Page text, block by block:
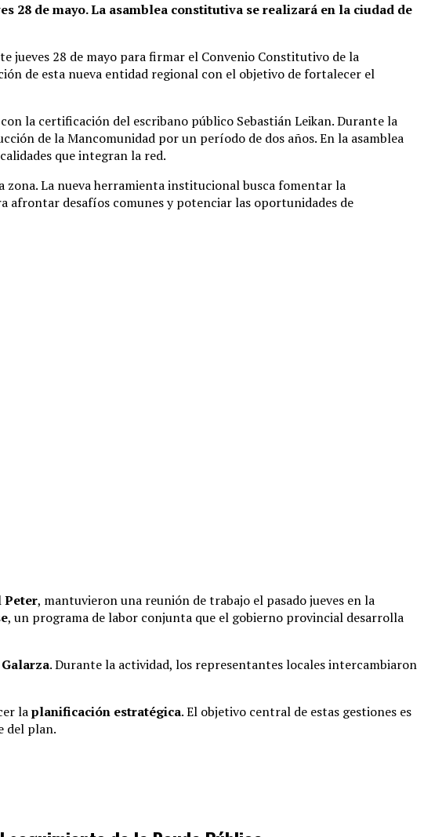
28 de mayo. La asamblea constitutiva se realizará en la ciudad de
jueves 28 de mayo para firmar el Convenio Constitutivo de la
de esta nueva entidad regional con el objetivo de fortalecer el
la certificación del escribano público Sebastián Leikan. Durante la
de la Mancomunidad por un período de dos años. En la asamblea
que integran la red.
La nueva herramienta institucional busca fomentar la
afrontar desafíos comunes y potenciar las oportunidades de
Peter, mantuvieron una reunión de trabajo el pasado jueves en la
, un programa de labor conjunta que el gobierno provincial desarrolla
.Durante la actividad, los representantes locales intercambiaron
laplanificación estratégica.El objetivo central de estas gestiones es
del plan.